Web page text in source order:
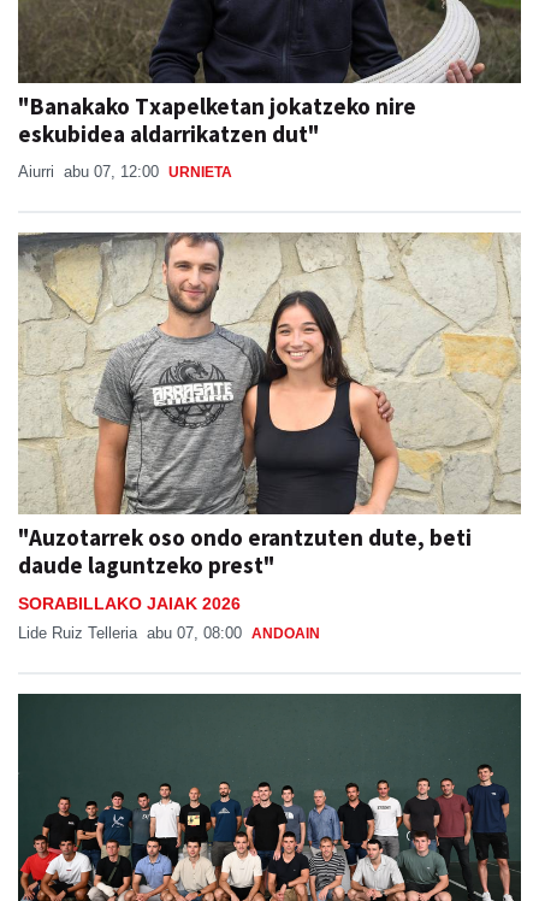
"Banakako Txapelketan jokatzeko nire
eskubidea aldarrikatzen dut"
Aiurri abu 07, 12:00 URNIETA
"Auzotarrek oso ondo erantzuten dute, beti
daude laguntzeko prest"
SORABILLAKO JAIAK 2026
Lide Ruiz Telleria abu 07, 08:00 ANDOAIN